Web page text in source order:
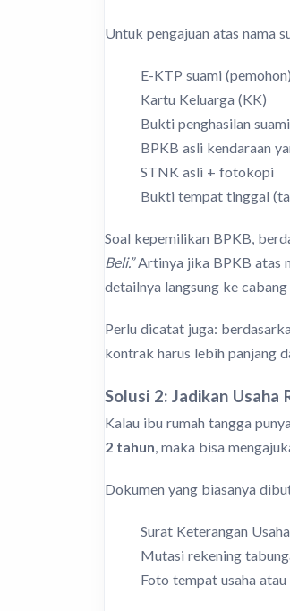
Untuk pengajuan atas nama
E-KTP suami
Kartu Keluarga (KK)
Bukti penghasilan
BPKB asli kendaraan
STNK asli + fotokopi
Bukti tempat tinggal
Soal kepemilikan BPKB,
Beli.”Artinya jika BPKB atas
detailnya langsung ke
Perlu dicatat juga:
kontrak harus lebih panjang
Solusi 2: Jadikan Usaha
Kalau ibu rumah tangga
2 tahun, maka bisa
Dokumen yang biasanya
Surat Keterangan
Mutasi rekening
Foto tempat usaha